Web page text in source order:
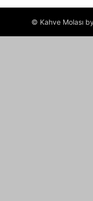
© Kahve Molası